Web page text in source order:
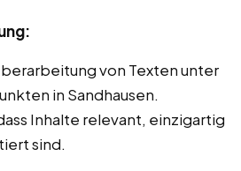
von Texten unter
in Sandhausen.
Inhalte relevant, einzigartig
sind.